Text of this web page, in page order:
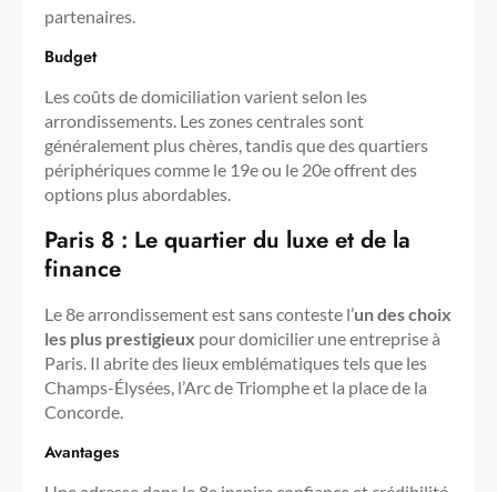
partenaires.
Budget
Les coûts de domiciliation varient selon les
arrondissements. Les zones centrales sont
généralement plus chères, tandis que des quartiers
périphériques comme le 19e ou le 20e offrent des
options plus abordables.
Paris 8 : Le quartier du luxe et de la
finance
Le 8e arrondissement est sans conteste l’un des choix
les plus prestigieux pour domicilier une entreprise à
Paris. Il abrite des lieux emblématiques tels que les
Champs-Élysées, l’Arc de Triomphe et la place de la
Concorde.
Avantages